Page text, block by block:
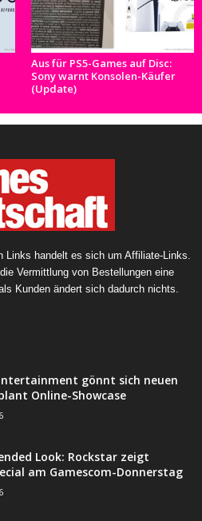
Aus für PS5-Games auf Disc:
Sony warnt Konsolen-Käufer
(Update)
Links handelt es sich um Affiliate-Links.
Vermittlung von Bestellungen eine
Kunden ändert sich dadurch nichts.
gönnt sich neuen
Online-Showcase
Look: Rockstar zeigt
am Gamescom-Donnerstag